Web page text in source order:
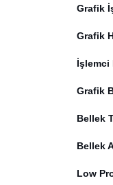
Grafik
Grafik
İşlemci
Grafik
Bellek
Bellek
Low